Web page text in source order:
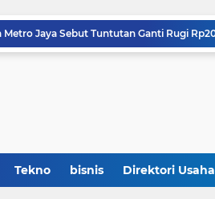
Tekno bisnis Direktori Usaha